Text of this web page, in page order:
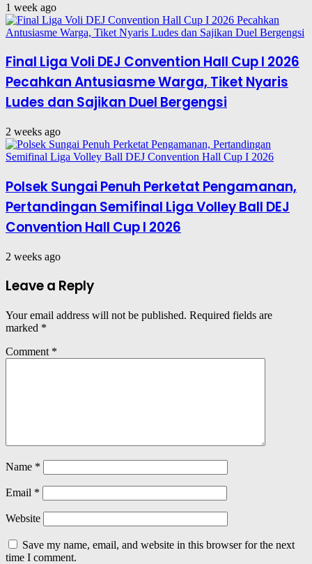
1 week ago
Final Liga Voli DEJ Convention Hall Cup I 2026
Pecahkan Antusiasme Warga, Tiket Nyaris
Ludes dan Sajikan Duel Bergengsi
2 weeks ago
Polsek Sungai Penuh Perketat Pengamanan,
Pertandingan Semifinal Liga Volley Ball DEJ
Convention Hall Cup I 2026
2 weeks ago
Leave a Reply
Your email address will not be published. Required fields are
marked *
Comment *
Name *
Email *
Website
Save my name, email, and website in this browser for the next
time I comment.